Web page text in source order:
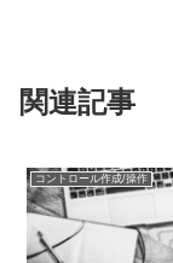
関連記事
コントロール作成/操作